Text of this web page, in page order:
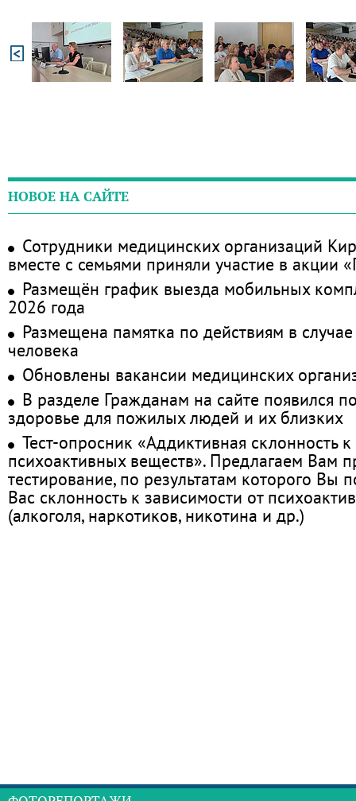
НОВОЕ НА САЙТЕ
Сотрудники медицинских организаций
вместе с семьями приняли участие в акции
Размещён график выезда мобильных
2026 года
Размещена памятка по действиям в
человека
Обновлены вакансии медицинских
В разделе Гражданам на сайте появился
здоровье для пожилых людей и их близких
Тест-опросник «Аддиктивная склонность
психоактивных веществ». Предлагаем Вам
тестирование, по результатам которого Вы
Вас склонность к зависимости от
(алкоголя, наркотиков, никотина и др.)